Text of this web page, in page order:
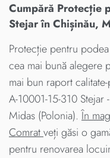
Cumpără Protecție
Stejar în Chișinău,
Protecție pentru
cea mai bună alegere
mai bun raport
A-10001-15-310
Midas (Polonia).În
Comratveți găsi o
pentru renovarea